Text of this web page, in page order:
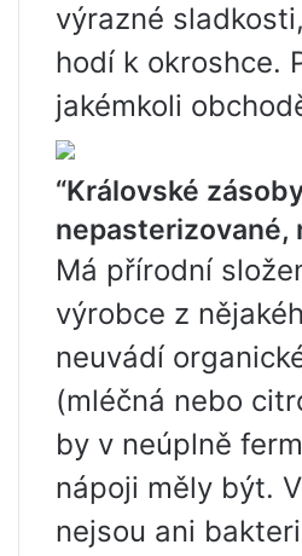
výrazné
hodí k okroshce.
jakémkoli
“Královské
nepasterizované,
Má přírodní
výrobce z
neuvádí
(mléčná nebo
by v neúplně
nápoji měly být.
nejsou ani